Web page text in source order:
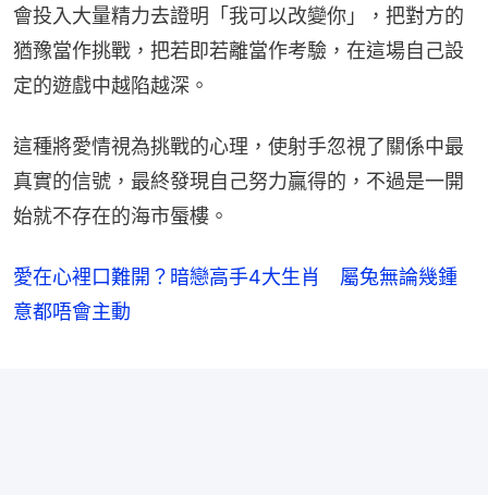
會投入大量精力去證明「我可以改變你」，把對方的
猶豫當作挑戰，把若即若離當作考驗，在這場自己設
定的遊戲中越陷越深。
這種將愛情視為挑戰的心理，使射手忽視了關係中最
真實的信號，最終發現自己努力贏得的，不過是一開
始就不存在的海市蜃樓。
愛在心裡口難開？暗戀高手4大生肖 屬兔無論幾鍾
意都唔會主動